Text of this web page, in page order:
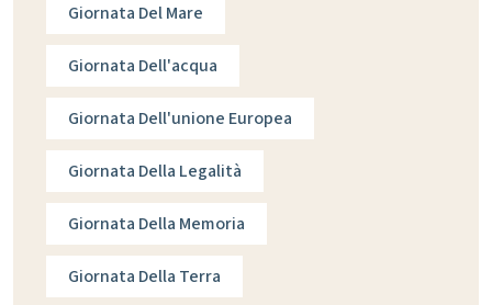
Giornata Del Mare
Giornata Dell'acqua
Giornata Dell'unione Europea
Giornata Della Legalità
Giornata Della Memoria
Giornata Della Terra